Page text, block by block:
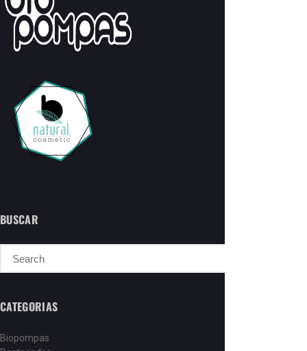
BUSCAR
CATEGORIAS
Biopompas